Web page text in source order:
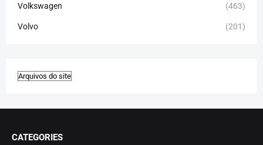
Volkswagen (463)
Volvo (201)
CATEGORIES